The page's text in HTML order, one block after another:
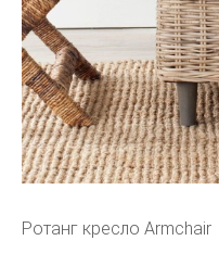
Ротанг кресло Armchair